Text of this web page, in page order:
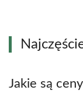
Jakie są